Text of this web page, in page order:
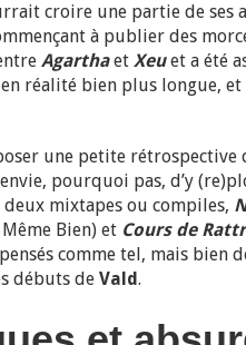
croire une partie de ses
à publier des
Agarthaet Xeuet a été
réalité bien plus longue, et
une petite
pourquoi pas, d’y
mixtapes ou compiles,
Bien) et Cours de
comme tel, mais bien
débuts de Vald.